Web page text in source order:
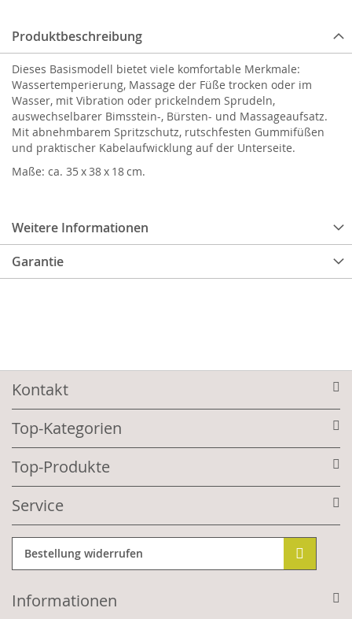
Produktbeschreibung
Weitere Informationen
Garantie
Dieses Basismodell bietet viele komfortable Merkmale:
Wassertemperierung, Massage der Füße trocken oder im
Wasser, mit Vibration oder prickelndem Sprudeln,
auswechselbarer Bimsstein-, Bürsten- und Massageaufsatz.
Mit abnehmbarem Spritzschutz, rutschfesten Gummifüßen
und praktischer Kabelaufwicklung auf der Unterseite.
Maße: ca. 35 x 38 x 18 cm.
Kontakt
Top-Kategorien
Top-Produkte
Service
Bestellung widerrufen
Informationen